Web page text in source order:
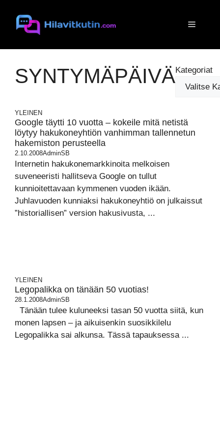
sisältöön
Valikko
SYNTYMÄPÄIVÄKategoriat
YLEINEN
Google täytti 10 vuotta – kokeile mitä netistä
löytyy hakukoneyhtiön vanhimman tallennetun
hakemiston perusteella
2.10.2008AdminSB
Internetin hakukonemarkkinoita melkoisen
suveneeristi hallitseva Google on tullut
kunnioitettavaan kymmenen vuoden ikään.
Juhlavuoden kunniaksi hakukoneyhtiö on julkaissut
”historiallisen” version hakusivusta, ...
YLEINEN
Legopalikka on tänään 50 vuotias!
28.1.2008AdminSB
Tänään tulee kuluneeksi tasan 50 vuotta siitä, kun
monen lapsen – ja aikuisenkin suosikkilelu
Legopalikka sai alkunsa. Tässä tapauksessa ...